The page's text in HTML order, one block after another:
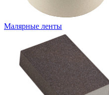
Малярные ленты